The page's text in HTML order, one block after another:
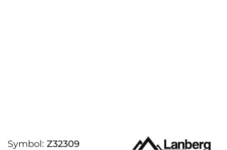
Symbol: Z32309